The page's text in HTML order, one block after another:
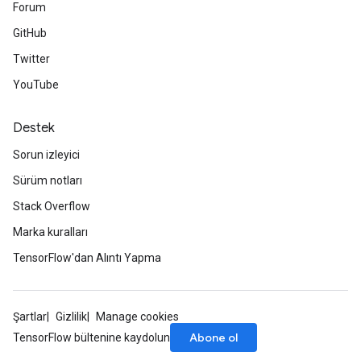
Forum
GitHub
Twitter
YouTube
Destek
Sorun izleyici
Sürüm notları
Stack Overflow
Marka kuralları
TensorFlow'dan Alıntı Yapma
Şartlar Gizlilik
Manage cookies
TensorFlow bültenine kaydolun
Abone ol